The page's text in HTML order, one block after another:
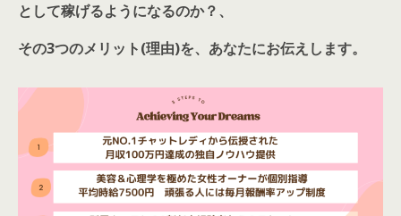
として稼げるようになるのか？、
その3つのメリット(理由)を、あなたにお伝えします。